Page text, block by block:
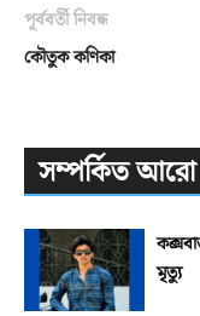
পূর্ববর্তী নিবন্ধ
কৌতুক কণিকা
সম্পর্কিত
মৃত্যু